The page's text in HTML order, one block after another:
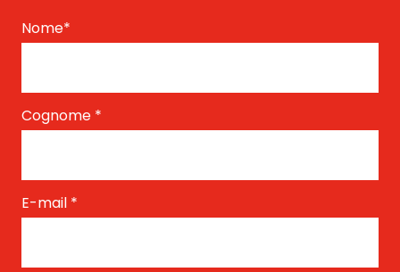
Nome*
Cognome *
E-mail *